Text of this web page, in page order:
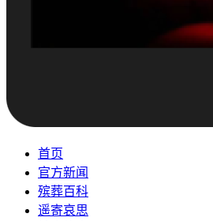
首页
官方新闻
殡葬百科
遥寄哀思